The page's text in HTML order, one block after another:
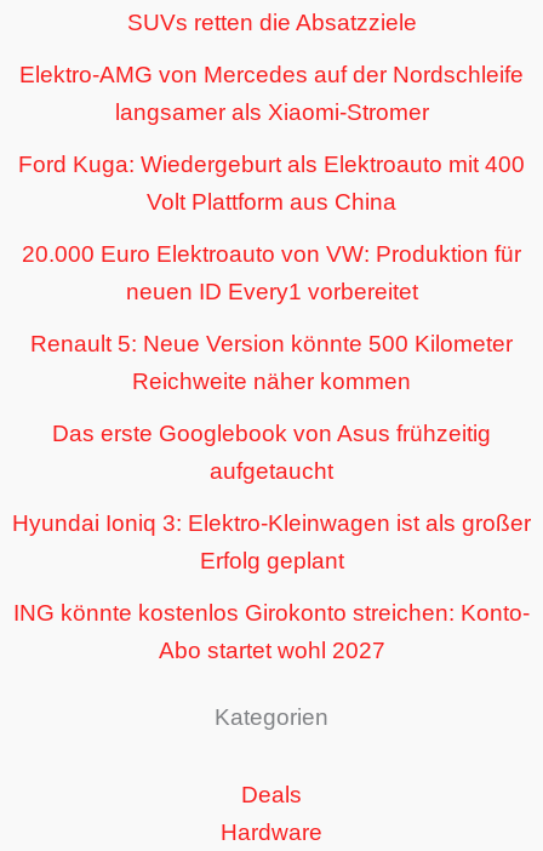
SUVs retten die Absatzziele
Elektro-AMG von Mercedes auf der Nordschleife
langsamer als Xiaomi-Stromer
Ford Kuga: Wiedergeburt als Elektroauto mit 400
Volt Plattform aus China
20.000 Euro Elektroauto von VW: Produktion für
neuen ID Every1 vorbereitet
Renault 5: Neue Version könnte 500 Kilometer
Reichweite näher kommen
Das erste Googlebook von Asus frühzeitig
aufgetaucht
Hyundai Ioniq 3: Elektro-Kleinwagen ist als großer
Erfolg geplant
ING könnte kostenlos Girokonto streichen: Konto-
Abo startet wohl 2027
Kategorien
Deals
Hardware